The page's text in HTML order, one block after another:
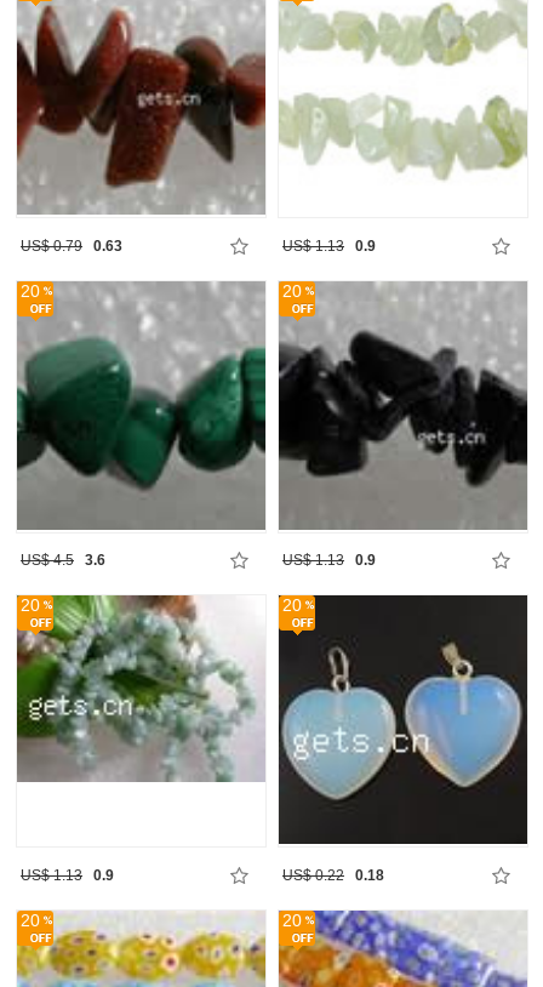
US$ 0.79 0.63 US$ 1.13 0.9
20
US$ 4.5 3.6
20
US$ 1.13 0.9
20
US$ 1.13 0.9
20
US$ 0.22 0.18
20 20